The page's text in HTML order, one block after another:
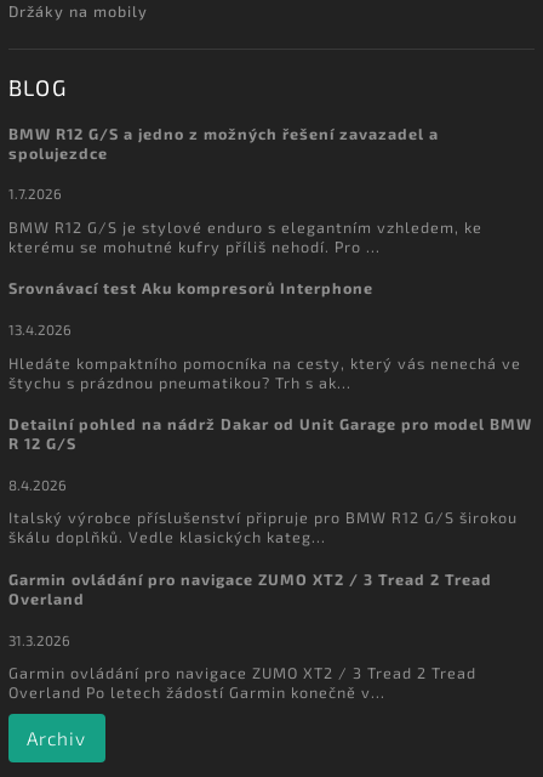
Držáky na mobily
BLOG
BMW R12 G/S a jedno z možných řešení zavazadel a
spolujezdce
1.7.2026
BMW R12 G/S je stylové enduro s elegantním vzhledem, ke
kterému se mohutné kufry příliš nehodí. Pro ...
Srovnávací test Aku kompresorů Interphone
13.4.2026
Hledáte kompaktního pomocníka na cesty, který vás nenechá ve
štychu s prázdnou pneumatikou? Trh s ak...
Detailní pohled na nádrž Dakar od Unit Garage pro model BMW
R 12 G/S
8.4.2026
Italský výrobce příslušenství připruje pro BMW R12 G/S širokou
škálu doplňků. Vedle klasických kateg...
Garmin ovládání pro navigace ZUMO XT2 / 3 Tread 2 Tread
Overland
31.3.2026
Garmin ovládání pro navigace ZUMO XT2 / 3 Tread 2 Tread
Overland Po letech žádostí Garmin konečně v...
Archiv